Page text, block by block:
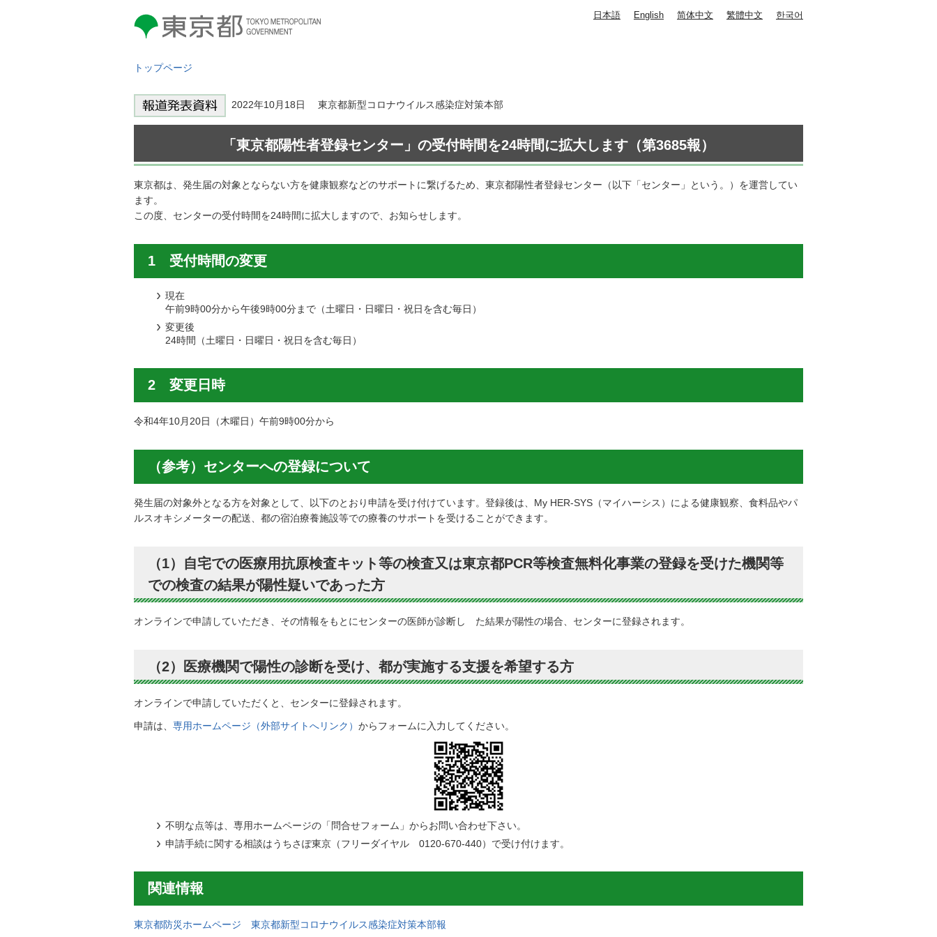
東京都 TOKYO METROPOLITAN
GOVERNMENT
日本語 English 简体中文 繁體中文 한국어
トップページ
2022年10月18日 東京都新型コロナウイルス感染症対策本部
「東京都陽性者登録センター」の受付時間を24時間に拡大します（第3685報）
東京都は、発生届の対象とならない方を健康観察などのサポートに繋げるため、東京都陽性者登録センター（以下「センター」という。）を運営してい
ます。
この度、センターの受付時間を24時間に拡大しますので、お知らせします。
1 受付時間の変更
現在
午前9時00分から午後9時00分まで（土曜日・日曜日・祝日を含む毎日）
変更後
24時間（土曜日・日曜日・祝日を含む毎日）
2 変更日時
令和4年10月20日（木曜日）午前9時00分から
（参考）センターへの登録について
発生届の対象外となる方を対象として、以下のとおり申請を受け付けています。登録後は、My HER-SYS（マイハーシス）による健康観察、食料品やパ
ルスオキシメーターの配送、都の宿泊療養施設等での療養のサポートを受けることができます。
（1）自宅での医療用抗原検査キット等の検査又は東京都PCR等検査無料化事業の登録を受けた機関等
での検査の結果が陽性疑いであった方
オンラインで申請していただき、その情報をもとにセンターの医師が診断し た結果が陽性の場合、センターに登録されます。
（2）医療機関で陽性の診断を受け、都が実施する支援を希望する方
オンラインで申請していただくと、センターに登録されます。
申請は、 専用ホームページ（外部サイトへリンク） からフォームに入力してください。
不明な点等は、専用ホームページの「問合せフォーム」からお問い合わせ下さい。
申請手続に関する相談はうちさぽ東京（フリーダイヤル 0120-670-440）で受け付けます。
関連情報
東京都防災ホームページ 東京都新型コロナウイルス感染症対策本部報